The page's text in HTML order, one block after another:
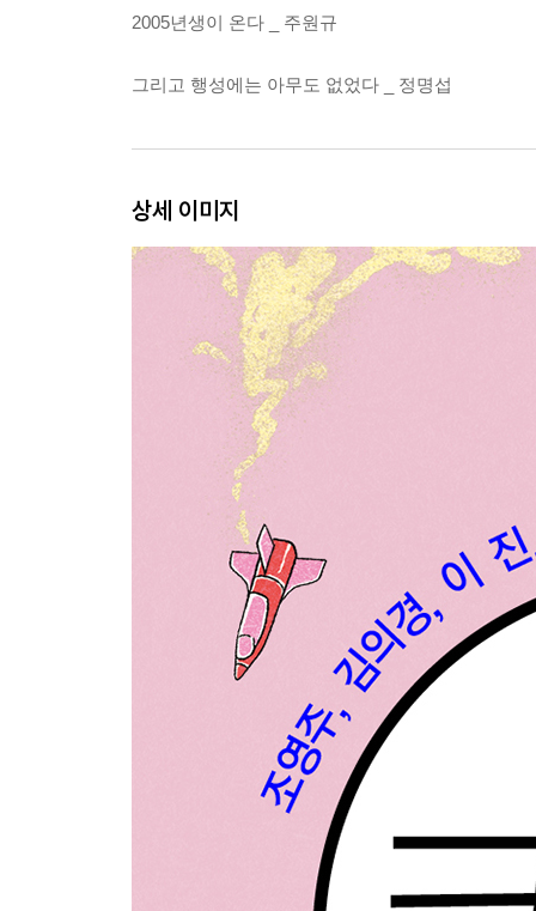
2005년생이 온다 _ 주원규
그리고 행성에는 아무도 없었다 _ 정명섭
상세 이미지